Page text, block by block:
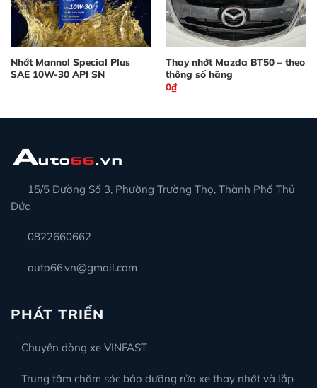
Nhớt Mannol Special Plus
SAE 10W-30 API SN
Thay nhớt Mazda BT50 – theo
thông số hãng
0₫
15/5 Đường Số 3, Phường Trường Thọ, Thành Phố Thủ
Đức
0822660662
auto66.vn@gmail.com
PHÁT TRIỂN
Chuyên dòng xe VINFAST
Trung tâm chăm sóc bảo dưỡng rửa xe thay nhớt và lắp